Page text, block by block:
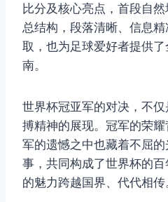
比分及核心亮点，首段自
总结构，段落清晰、信息
取，也为足球爱好者提供
南。
世界杯冠亚军的对决，不
搏精神的展现。冠军的荣
军的遗憾之中也藏着不屈
事，共同构成了世界杯的
的魅力跨越国界、代代相传